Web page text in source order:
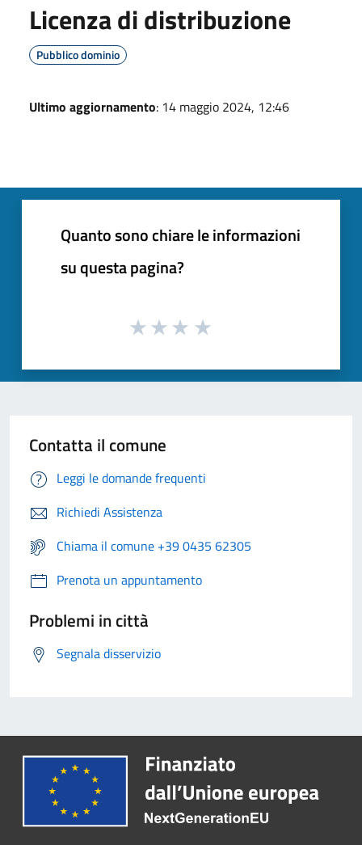
Licenza di distribuzione
Pubblico dominio
Ultimo aggiornamento: 14 maggio 2024, 12:46
Quanto sono chiare le informazioni
su questa pagina?
Contatta il comune
Leggi le domande frequenti
Richiedi Assistenza
Chiama il comune +39 0435 62305
Prenota un appuntamento
Problemi in città
Segnala disservizio